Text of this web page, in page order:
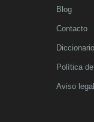
Blog
Contacto
Diccionario
Política
Aviso legal